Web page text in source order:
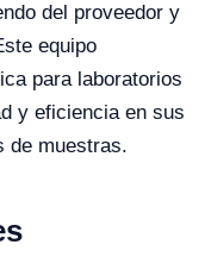
del proveedor y
equipo
para laboratorios
y eficiencia en sus
de muestras.